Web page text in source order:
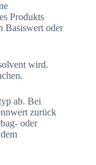
Produkts
Basiswert oder
wird.
ab. Bei
zurück
oder